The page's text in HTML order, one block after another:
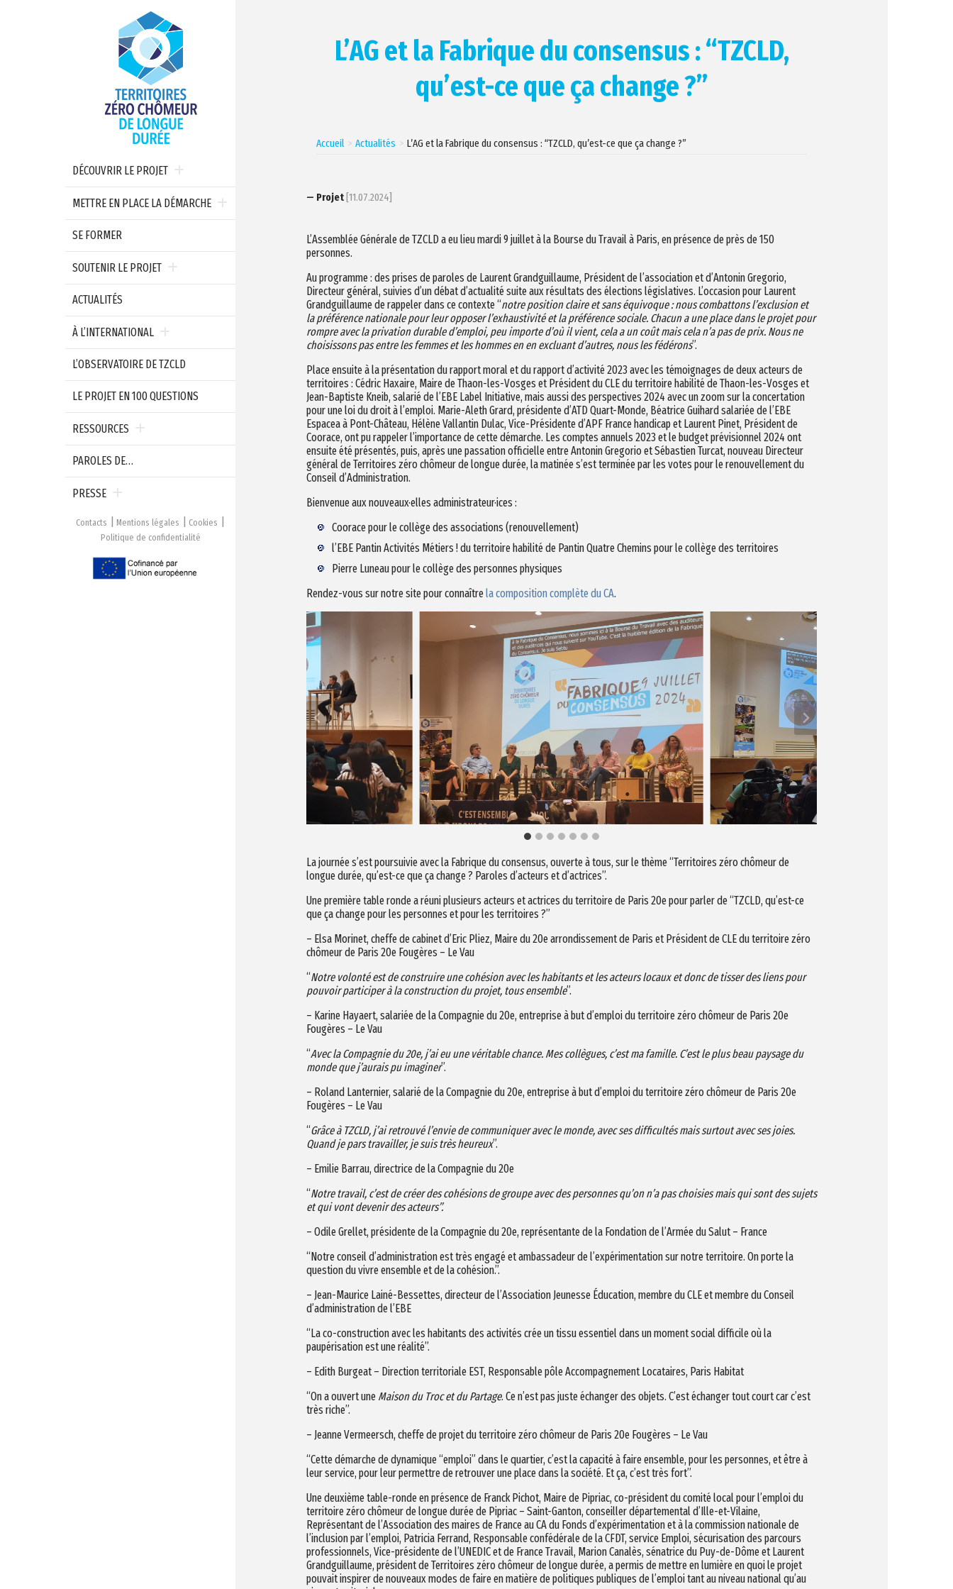
DÉCOUVRIR LE PROJET
METTRE EN PLACE LA DÉMARCHE
SE FORMER
SOUTENIR LE PROJET
ACTUALITÉS
À L’INTERNATIONAL
L’OBSERVATOIRE DE TZCLD
LE PROJET EN 100 QUESTIONS
RESSOURCES
PAROLES DE…
PRESSE
Contacts Mentions légales
Cookies
Politique de confidentialité
L’AG et la Fabrique du consensus : “TZCLD,
qu’est-ce que ça change ?”
Accueil Actualités L’AG et la Fabrique du consensus : “TZCLD, qu’est-ce que ça change ?”
— Projet [11.07.2024]
L’Assemblée Générale de TZCLD a eu lieu mardi 9 juillet à la Bourse du Travail à Paris, en présence de près de 150
personnes.
Au programme : des prises de paroles de Laurent Grandguillaume, Président de l’association et d’Antonin Gregorio,
Directeur général, suivies d’un débat d’actualité suite aux résultats des élections législatives. L’occasion pour Laurent
Grandguillaume de rappeler dans ce contexte “notre position claire et sans équivoque : nous combattons l’exclusion et
la préférence nationale pour leur opposer l’exhaustivité et la préférence sociale. Chacun a une place dans le projet pour
rompre avec la privation durable d’emploi, peu importe d’où il vient, cela a un coût mais cela n’a pas de prix. Nous ne
choisissons pas entre les femmes et les hommes en en excluant d’autres, nous les fédérons”.
Place ensuite à la présentation du rapport moral et du rapport d’activité 2023 avec les témoignages de deux acteurs de
territoires : Cédric Haxaire, Maire de Thaon-les-Vosges et Président du CLE du territoire habilité de Thaon-les-Vosges et
Jean-Baptiste Kneib, salarié de l’EBE Label Initiative, mais aussi des perspectives 2024 avec un zoom sur la concertation
pour une loi du droit à l’emploi. Marie-Aleth Grard, présidente d’ATD Quart-Monde, Béatrice Guihard salariée de l’EBE
Espacea à Pont-Château, Hélène Vallantin Dulac, Vice-Présidente d’APF France handicap et Laurent Pinet, Président de
Coorace, ont pu rappeler l’importance de cette démarche. Les comptes annuels 2023 et le budget prévisionnel 2024 ont
ensuite été présentés, puis, après une passation officielle entre Antonin Gregorio et Sébastien Turcat, nouveau Directeur
général de Territoires zéro chômeur de longue durée, la matinée s’est terminée par les votes pour le renouvellement du
Conseil d’Administration.
Bienvenue aux nouveaux·elles administrateur·ices :
Coorace pour le collège des associations (renouvellement)
l’EBE Pantin Activités Métiers ! du territoire habilité de Pantin Quatre Chemins pour le collège des territoires
Pierre Luneau pour le collège des personnes physiques
Rendez-vous sur notre site pour connaître la composition complète du CA.
La journée s’est poursuivie avec la Fabrique du consensus, ouverte à tous, sur le thème “Territoires zéro chômeur de
longue durée, qu’est-ce que ça change ? Paroles d’acteurs et d’actrices”.
Une première table ronde a réuni plusieurs acteurs et actrices du territoire de Paris 20e pour parler de “TZCLD, qu’est-ce
que ça change pour les personnes et pour les territoires ?”
– Elsa Morinet, cheffe de cabinet d’Eric Pliez, Maire du 20e arrondissement de Paris et Président de CLE du territoire zéro
chômeur de Paris 20e Fougères – Le Vau
“Notre volonté est de construire une cohésion avec les habitants et les acteurs locaux et donc de tisser des liens pour
pouvoir participer à la construction du projet, tous ensemble”.
– Karine Hayaert, salariée de la Compagnie du 20e, entreprise à but d’emploi du territoire zéro chômeur de Paris 20e
Fougères – Le Vau
“Avec la Compagnie du 20e, j’ai eu une véritable chance. Mes collègues, c’est ma famille. C’est le plus beau paysage du
monde que j’aurais pu imaginer”.
– Roland Lanternier, salarié de la Compagnie du 20e, entreprise à but d’emploi du territoire zéro chômeur de Paris 20e
Fougères – Le Vau
“Grâce à TZCLD, j’ai retrouvé l’envie de communiquer avec le monde, avec ses difficultés mais surtout avec ses joies.
Quand je pars travailler, je suis très heureux”.
– Emilie Barrau, directrice de la Compagnie du 20e
“Notre travail, c’est de créer des cohésions de groupe avec des personnes qu’on n’a pas choisies mais qui sont des sujets
et qui vont devenir des acteurs”.
– Odile Grellet, présidente de la Compagnie du 20e, représentante de la Fondation de l’Armée du Salut – France
“Notre conseil d’administration est très engagé et ambassadeur de l’expérimentation sur notre territoire. On porte la
question du vivre ensemble et de la cohésion.”.
– Jean-Maurice Lainé-Bessettes, directeur de l’Association Jeunesse Éducation, membre du CLE et membre du Conseil
d’administration de l’EBE
“La co-construction avec les habitants des activités crée un tissu essentiel dans un moment social difficile où la
paupérisation est une réalité”.
– Edith Burgeat – Direction territoriale EST, Responsable pôle Accompagnement Locataires, Paris Habitat
“On a ouvert une Maison du Troc et du Partage. Ce n’est pas juste échanger des objets. C’est échanger tout court car c’est
très riche”.
– Jeanne Vermeersch, cheffe de projet du territoire zéro chômeur de Paris 20e Fougères – Le Vau
“Cette démarche de dynamique “emploi” dans le quartier, c’est la capacité à faire ensemble, pour les personnes, et être à
leur service, pour leur permettre de retrouver une place dans la société. Et ça, c’est très fort”.
Une deuxième table-ronde en présence de Franck Pichot, Maire de Pipriac, co-président du comité local pour l’emploi du
territoire zéro chômeur de longue durée de Pipriac – Saint-Ganton, conseiller départemental d’Ille-et-Vilaine,
Représentant de l’Association des maires de France au CA du Fonds d’expérimentation et à la commission nationale de
l’inclusion par l’emploi, Patricia Ferrand, Responsable confédérale de la CFDT, service Emploi, sécurisation des parcours
professionnels, Vice-présidente de l’UNEDIC et de France Travail, Marion Canalès, sénatrice du Puy-de-Dôme et Laurent
Grandguillaume, président de Territoires zéro chômeur de longue durée, a permis de mettre en lumière en quoi le projet
pouvait inspirer de nouveaux modes de faire en matière de politiques publiques de l’emploi tant au niveau national qu’au